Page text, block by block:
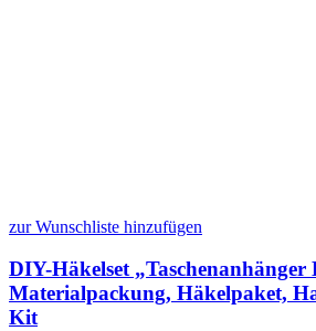
zur Wunschliste hinzufügen
DIY-Häkelset
Materialpackung, Häkelpaket,
Kit